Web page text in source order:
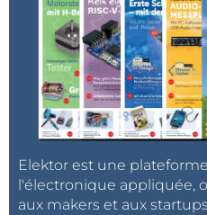
Elektor est une
l'électronique appliquée,
aux makers et aux